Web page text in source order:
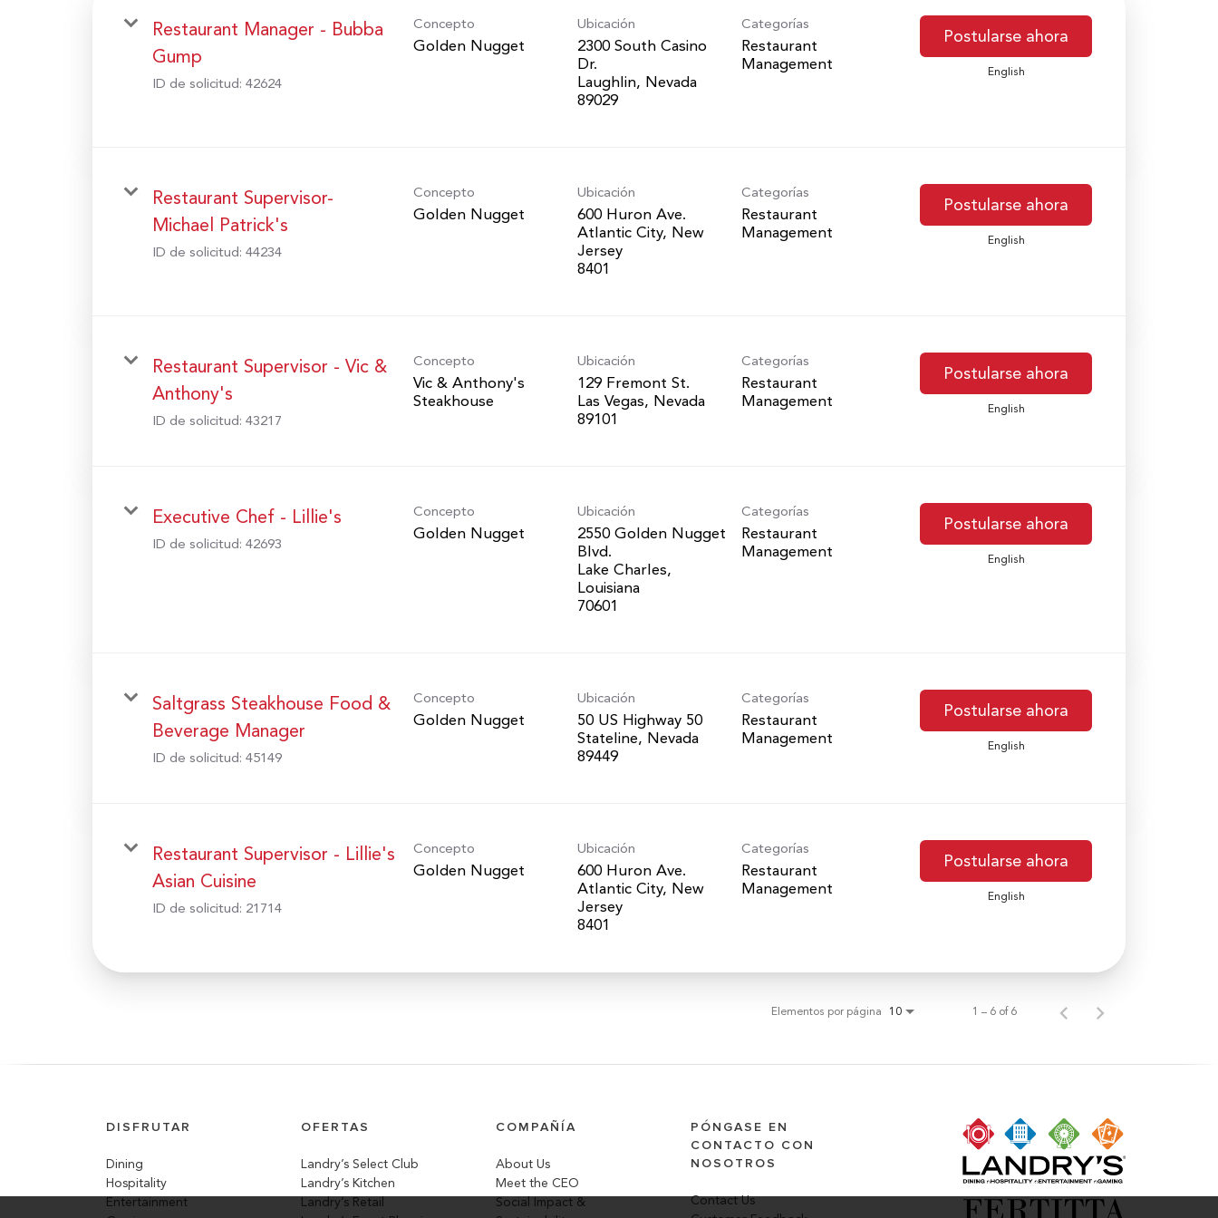
Restaurant Manager - Bubba
Gump
ID de solicitud: 42624
Concepto
Golden Nugget
Ubicación
2300 South Casino
Dr.
Laughlin, Nevada
89029
Categorías
Restaurant
Management
Postularse ahora
English
Restaurant Supervisor-
Michael Patrick's
ID de solicitud: 44234
Concepto
Golden Nugget
Ubicación
600 Huron Ave.
Atlantic City, New
Jersey
Categorías
Restaurant
Management
Postularse ahora
English
Restaurant Supervisor - Vic &
Anthony's
ID de solicitud: 43217
Concepto
Vic & Anthony's
Steakhouse
Ubicación
129 Fremont St.
Las Vegas, Nevada
Categorías
Restaurant
Management
Postularse ahora
English
Executive Chef - Lillie's
ID de solicitud: 42693
Concepto
Golden Nugget
Ubicación
2550 Golden Nugget
Blvd.
Lake Charles,
Louisiana
Categorías
Restaurant
Management
Postularse ahora
English
Saltgrass Steakhouse Food &
Beverage Manager
ID de solicitud: 45149
Concepto
Golden Nugget
Ubicación
50 US Highway 50
Stateline, Nevada
89449
Categorías
Restaurant
Management
Postularse ahora
English
Restaurant Supervisor - Lillie's
Asian Cuisine
ID de solicitud: 21714
Concepto
Golden Nugget
Ubicación
600 Huron Ave.
Atlantic City, New
Jersey
Categorías
Restaurant
Management
Postularse ahora
English
Elementos por página 10 1 – 6 of 6
DISFRUTAR
Dining
Hospitality
Entertainment
OFERTAS
Landry’s Select Club
Landry’s Kitchen
Landry’s Retail
COMPAÑÍA
About Us
Meet the CEO
Social Impact &
PÓNGASE EN
CONTACTO CON
NOSOTROS
Contact Us